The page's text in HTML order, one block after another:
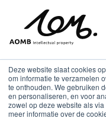
Deze website slaat cookies
om informatie te verzamelen
te onthouden. We gebruiken
en personaliseren, en voor
zowel op deze website als
meer informatie over de